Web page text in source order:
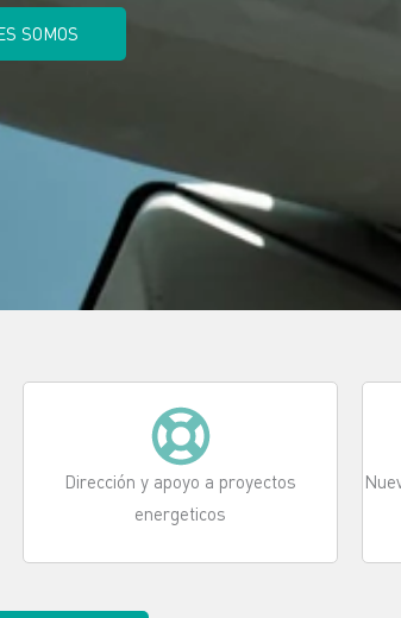
SOMOS
Dirección y apoyo a proyectos
energeticos